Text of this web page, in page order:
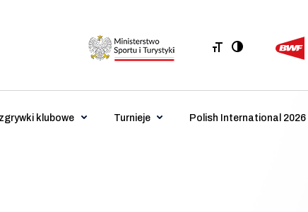
klubowe Turnieje Polish International 2026